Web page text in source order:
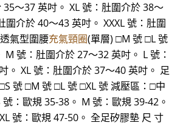
～37 英吋。 XL 號：肚圍介於 38～
圍介於 40～43 英吋。 XXXL 號：肚圍
氣型圍腰充氣頸圈(單層) □M 號 □L 號
M 號：肚圍介於 27～32 英吋。 L 號：
。 XL 號：肚圍介於 37～40 英吋。 足
號 □M 號 □L 號 □XL 號 減壓區：□中
：歐規 35-38。 M 號：歐規 39-42。
號：歐規 47-50。 全足矽膠墊 尺 寸